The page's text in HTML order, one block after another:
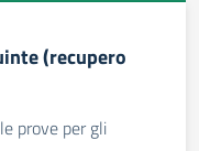
(recupero
prove per gli